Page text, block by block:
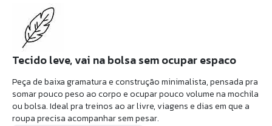
Tecido leve, vai na bolsa sem ocupar espaco
Peça de baixa gramatura e construção minimalista, pensada pra
somar pouco peso ao corpo e ocupar pouco volume na mochila
ou bolsa. Ideal pra treinos ao ar livre, viagens e dias em que a
roupa precisa acompanhar sem pesar.